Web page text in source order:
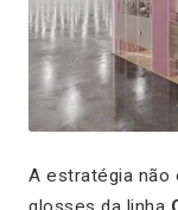
A estratégia não